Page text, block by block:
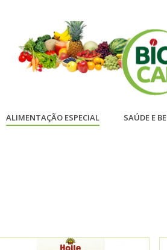
ALIMENTAÇÃO ESPECIAL SAÚDE E